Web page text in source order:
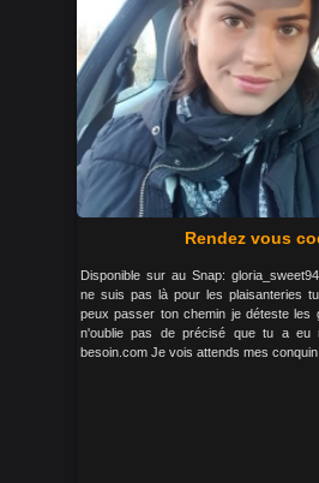
Rendez vous
Disponible sur au Snap:
ne suis pas là pour les plaisanteries
peux passer ton chemin je déteste les
n'oublie pas de précisé que tu a eu
besoin.com Je vois attends mes